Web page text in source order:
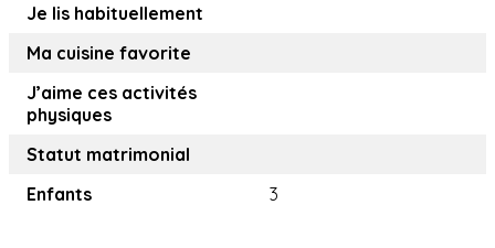
Je lis habituellement
Ma cuisine favorite
J’aime ces activités
physiques
Statut matrimonial
Enfants
3